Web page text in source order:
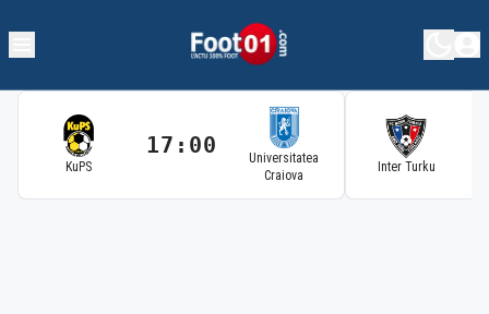
KuPS
17:00
Universitatea
Craiova
Inter Turku